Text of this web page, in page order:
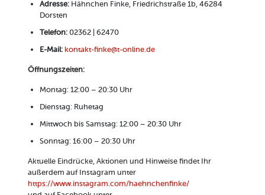
Adresse:Hähnchen Finke, Friedrichstraße 1b, 46284
Dorsten
Telefon:02362 | 62470
E-Mail: kontakt-finke@t-online.de
Öffnungszeiten:
Montag: 12:00 – 20:30 Uhr
Dienstag: Ruhetag
Mittwoch bis Samstag: 12:00 – 20:30 Uhr
Sonntag: 16:00 – 20:30 Uhr
Aktuelle Eindrücke, Aktionen und Hinweise findet Ihr
außerdem auf Instagram unter
https://www.instagram.com/haehnchenfinke/